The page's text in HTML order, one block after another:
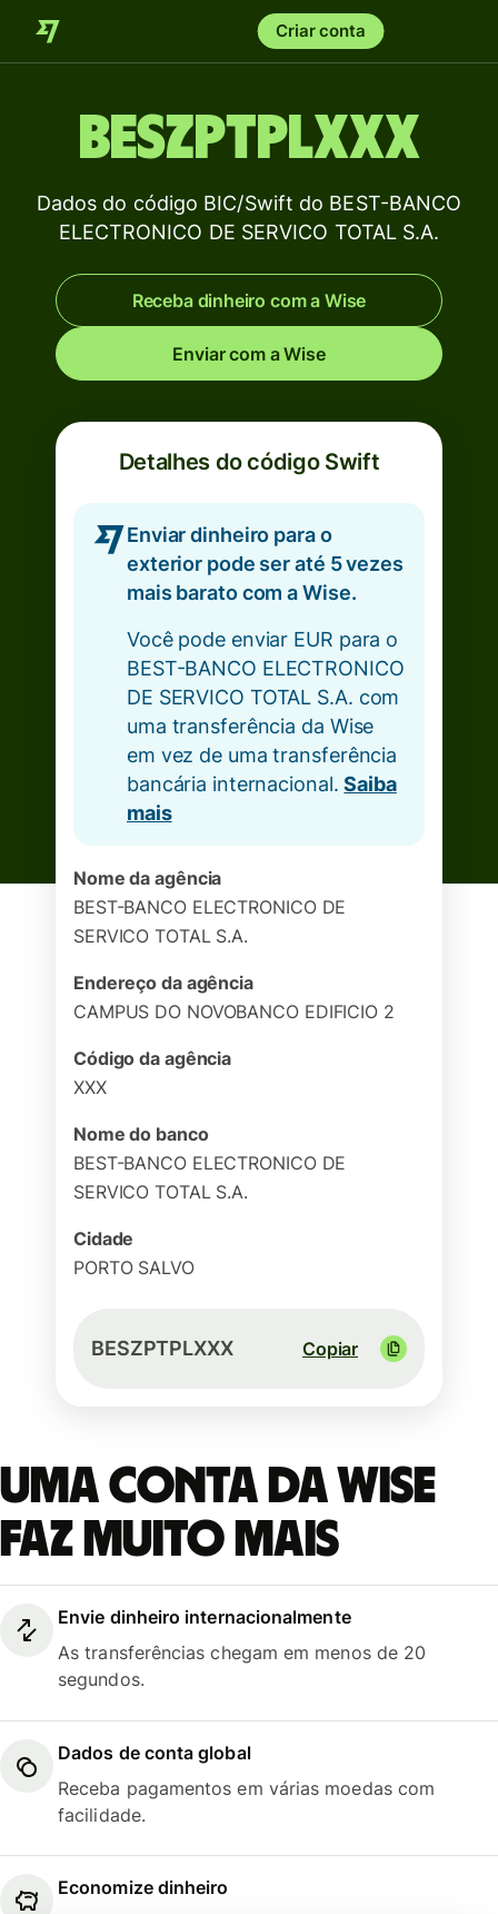
Criar conta
BESZPTPLXXX
Dados do código BIC/Swift do BEST-BANCO
ELECTRONICO DE SERVICO TOTAL S.A.
Receba dinheiro com a Wise
Enviar com a Wise
Detalhes do código Swift
Enviar dinheiro para o
exterior pode ser até 5 vezes
mais barato com a Wise.
Você pode enviar EUR para o
BEST-BANCO ELECTRONICO
DE SERVICO TOTAL S.A. com
uma transferência da Wise
em vez de uma transferência
bancária internacional.Saiba
mais
Nome da agência
BEST-BANCO ELECTRONICO DE
SERVICO TOTAL S.A.
Endereço da agência
CAMPUS DO NOVOBANCO EDIFICIO 2
Código da agência
XXX
Nome do banco
BEST-BANCO ELECTRONICO DE
SERVICO TOTAL S.A.
Cidade
PORTO SALVO
BESZPTPLXXX Copiar
Uma conta da Wise
faz muito mais
Envie dinheiro internacionalmente
As transferências chegam em menos de 20
segundos.
Dados de conta global
Receba pagamentos em várias moedas com
facilidade.
Economize dinheiro